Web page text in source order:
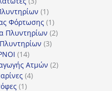
προϊόντα
11
προϊόν
Φόρτωσης 11
προϊόν
Πλυντηρίων 22
33
1414
προϊόντα
Ατμών 22
44
11